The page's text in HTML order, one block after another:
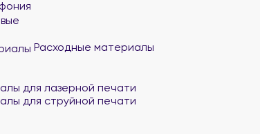
Расходные материалы
для лазерной печати
для струйной печати